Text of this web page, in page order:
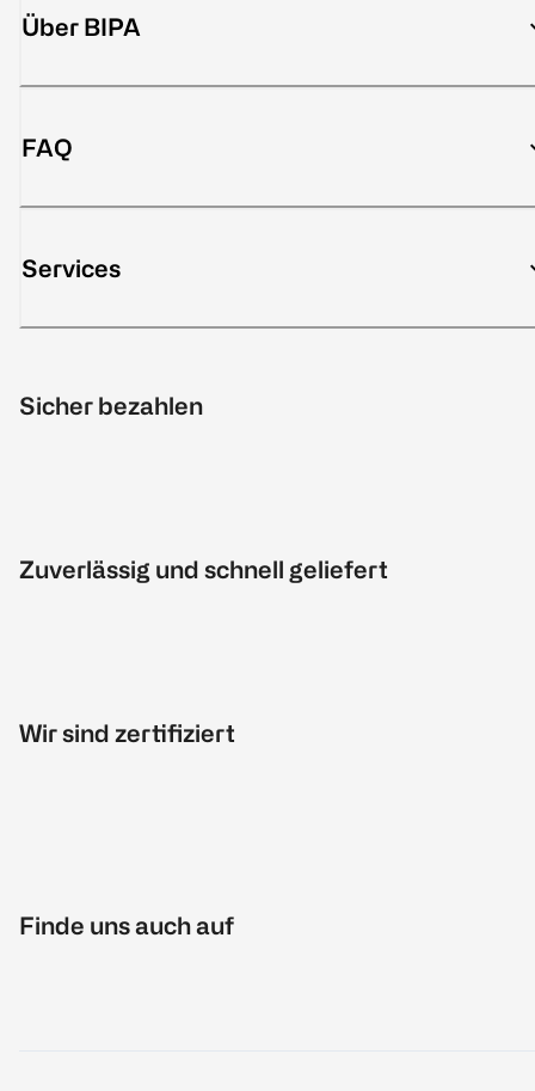
Über BIPA
FAQ
Services
Sicher bezahlen
Zuverlässig und schnell geliefert
Wir sind zertifiziert
Finde uns auch auf